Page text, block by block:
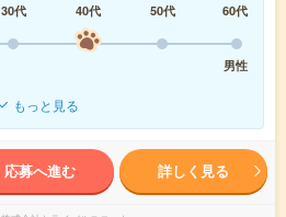
30代 40代 50代
60代
男性
もっと見る
応募へ進む 詳しく見る